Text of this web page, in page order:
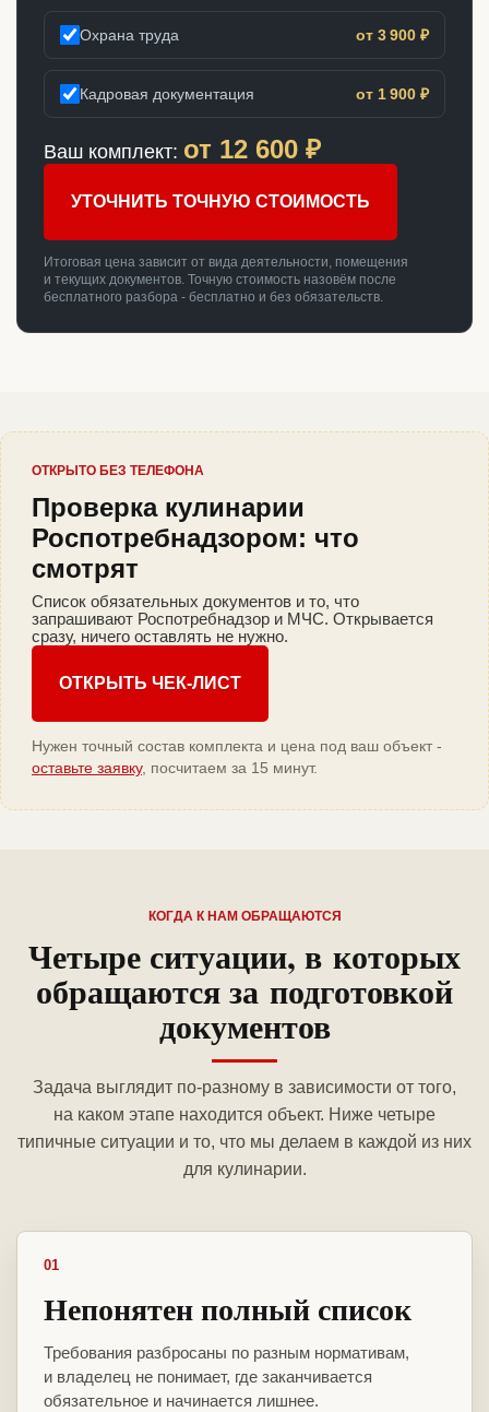
Охрана труда от 3 900 ₽
Кадровая документация от 1 900 ₽
Ваш комплект: от 12 600 ₽
УТОЧНИТЬ ТОЧНУЮ СТОИМОСТЬ
Итоговая цена зависит от вида деятельности, помещения
и текущих документов. Точную стоимость назовём после
бесплатного разбора - бесплатно и без обязательств.
ОТКРЫТО БЕЗ ТЕЛЕФОНА
Проверка кулинарии
Роспотребнадзором: что
смотрят
Список обязательных документов и то, что
запрашивают Роспотребнадзор и МЧС. Открывается
сразу, ничего оставлять не нужно.
ОТКРЫТЬ ЧЕК-ЛИСТ
Нужен точный состав комплекта и цена под ваш объект -
оставьте заявку, посчитаем за 15 минут.
КОГДА К НАМ ОБРАЩАЮТСЯ
Четыре ситуации, в которых
обращаются за подготовкой
документов
Задача выглядит по-разному в зависимости от того,
на каком этапе находится объект. Ниже четыре
типичные ситуации и то, что мы делаем в каждой из них
для кулинарии.
01
Непонятен полный список
Требования разбросаны по разным нормативам,
и владелец не понимает, где заканчивается
обязательное и начинается лишнее.